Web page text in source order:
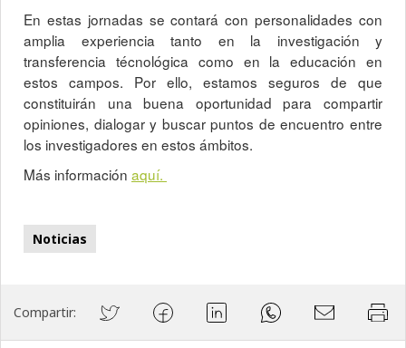
En estas jornadas se contará con personalidades con
amplia experiencia tanto en la investigación y
transferencia técnológica como en la educación en
estos campos. Por ello, estamos seguros de que
constituirán una buena oportunidad para compartir
opiniones, dialogar y buscar puntos de encuentro entre
los investigadores en estos ámbitos.
Más información aquí.
Noticias
Compartir: